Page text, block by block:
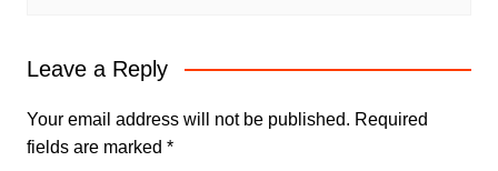
Leave a Reply
Your email address will not be published. Required
fields are marked *